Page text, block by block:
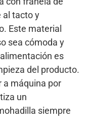
al tacto y
Este material
sea cómoda y
es
del producto.
a máquina por
un
siempre